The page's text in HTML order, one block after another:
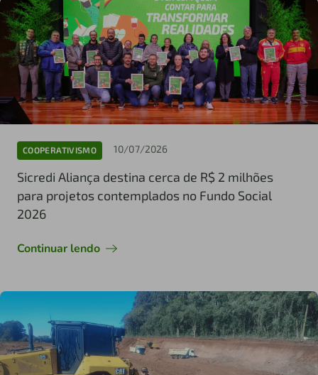
COOPERATIVISMO 10/07/2026
Sicredi Aliança destina cerca de R$ 2 milhões
para projetos contemplados no Fundo Social
2026
Continuar lendo